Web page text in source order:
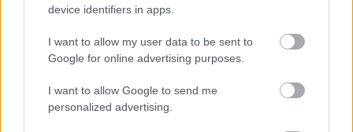
device identifiers in apps.
I want to allow my user data to be sent to
Google for online advertising purposes.
I want to allow Google to send me
personalized advertising.